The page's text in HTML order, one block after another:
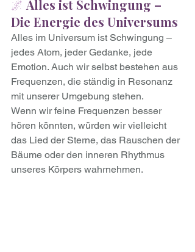
🌌 Alles ist Schwingung –
Die Energie des Universums
Alles im Universum ist Schwingung –
jedes Atom, jeder Gedanke, jede
Emotion. Auch wir selbst bestehen aus
Frequenzen, die ständig in Resonanz
mit unserer Umgebung stehen.
Wenn wir feine Frequenzen besser
hören könnten, würden wir vielleicht
das Lied der Sterne, das Rauschen der
Bäume oder den inneren Rhythmus
unseres Körpers wahrnehmen.